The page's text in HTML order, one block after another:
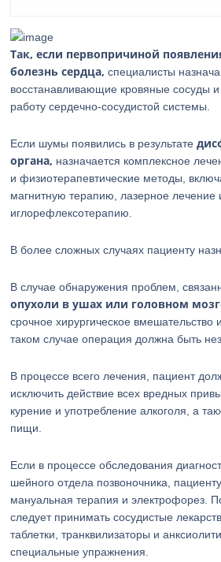
Так, если первопричиной
болезнь сердца, специалисты
восстанавливающие кровяные сосуды
работу сердечно-сосудистой системы.
Если шумы появились в результате
органа, назначается комплексное
и физиотерапевтические методы,
магнитную терапию, лазерное лечение
иглорефлексотерапию.
В более сложных случаях пациенту
В случае обнаружения проблем,
опухоли в ушах или головном
срочное хирургическое вмешательство
таком случае операция должна быть
В процессе всего лечения, пациент
исключить действие всех вредных
курение и употребление алкоголя, а
пищи.
Если в процессе обследования
шейного отдела позвоночника,
мануальная терапия и электрофорез.
следует принимать сосудистые
таблетки, транквилизаторы и
специальные упражнения.